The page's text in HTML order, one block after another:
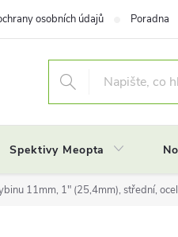
osobních údajů Poradna
Spektivy Meopta
11mm, 1" (25,4mm), střední,